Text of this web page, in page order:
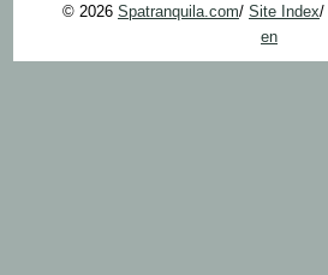
© 2026 Spatranquila.com/ Site Index/
en